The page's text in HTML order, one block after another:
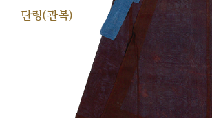
단령(관복)